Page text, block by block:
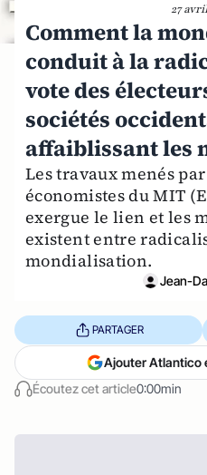
27
Comment la
conduit à la
vote des
sociétés
affaiblissant les
Les travaux menés
économistes du MIT
exergue le lien et les
existent entre
mondialisation.
Jean-
Écoutez cet article0:00min
PARTAGER
Ajouter Atlantico